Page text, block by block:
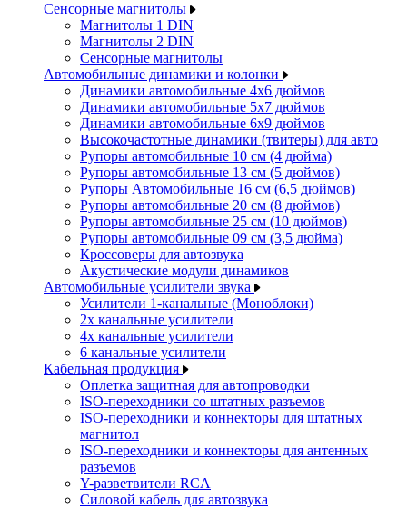
Сенсорные магнитолы
Магнитолы 1 DIN
Магнитолы 2 DIN
Сенсорные магнитолы
Автомобильные динамики и колонки
Динамики автомобильные 4x6 дюймов
Динамики автомобильные 5x7 дюймов
Динамики автомобильные 6x9 дюймов
Высокочастотные динамики (твитеры) для авто
Рупоры автомобильные 10 см (4 дюйма)
Рупоры автомобильные 13 см (5 дюймов)
Рупоры Автомобильные 16 см (6,5 дюймов)
Рупоры автомобильные 20 см (8 дюймов)
Рупоры автомобильные 25 см (10 дюймов)
Рупоры автомобильные 09 см (3,5 дюйма)
Кроссоверы для автозвука
Акустические модули динамиков
Автомобильные усилители звука
Усилители 1-канальные (Моноблоки)
2х канальные усилители
4х канальные усилители
6 канальные усилители
Кабельная продукция
Оплетка защитная для автопроводки
ISO-переходники со штатных разъемов
ISO-переходники и коннекторы для штатных
магнитол
ISO-переходники и коннекторы для антенных
разъемов
Y-разветвители RCA
Силовой кабель для автозвука